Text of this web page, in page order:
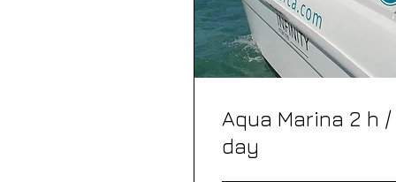
Aqua Marina 2 h /
day